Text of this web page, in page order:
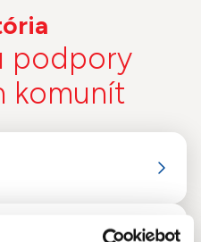
podpory
komunít